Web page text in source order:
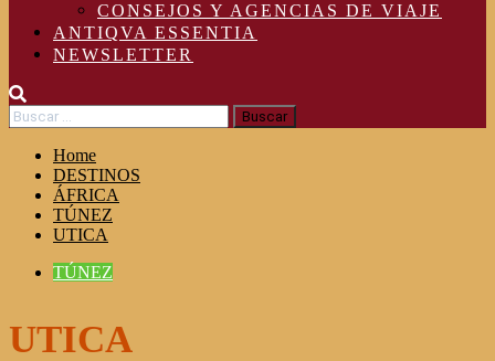
CONSEJOS Y AGENCIAS DE VIAJE
ANTIQVA ESSENTIA
NEWSLETTER
Buscar:
Home
DESTINOS
ÁFRICA
TÚNEZ
UTICA
TÚNEZ
UTICA